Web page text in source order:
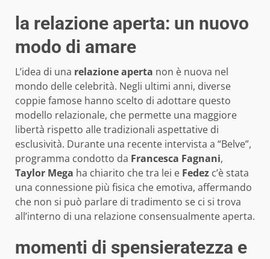
la relazione aperta: un nuovo
modo di amare
L’idea di una relazione aperta non è nuova nel
mondo delle celebrità. Negli ultimi anni, diverse
coppie famose hanno scelto di adottare questo
modello relazionale, che permette una maggiore
libertà rispetto alle tradizionali aspettative di
esclusività. Durante una recente intervista a “Belve”,
programma condotto da Francesca Fagnani,
Taylor Mega ha chiarito che tra lei e Fedez c’è stata
una connessione più fisica che emotiva, affermando
che non si può parlare di tradimento se ci si trova
all’interno di una relazione consensualmente aperta.
momenti di spensieratezza e